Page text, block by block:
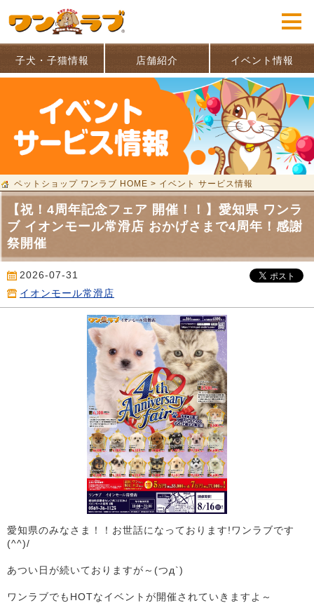
子犬・子猫情報 店舗紹介 イベント情報
ペットショップ ワンラブ HOME > イベント サービス情報
【祝！4周年記念フェア 開催！！】愛知県 ワンラ
ブ イオンモール常滑店 おかげさまで4周年！感謝
祭開催
2026-07-31
イオンモール常滑店
愛知県のみなさま！！お世話になっております!ワンラブです
(^^)/
あつい日が続いておりますが～(つд`)
ワンラブでもHOTなイベントが開催されていきますよ～